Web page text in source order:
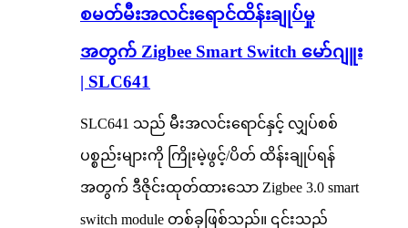
စမတ်မီးအလင်းရောင်ထိန်းချုပ်မှု
အတွက် Zigbee Smart Switch မော်ဂျူး
| SLC641
SLC641 သည် မီးအလင်းရောင်နှင့် လျှပ်စစ်
ပစ္စည်းများကို ကြိုးမဲ့ဖွင့်/ပိတ် ထိန်းချုပ်ရန်
အတွက် ဒီဇိုင်းထုတ်ထားသော Zigbee 3.0 smart
switch module တစ်ခုဖြစ်သည်။ ၎င်းသည်